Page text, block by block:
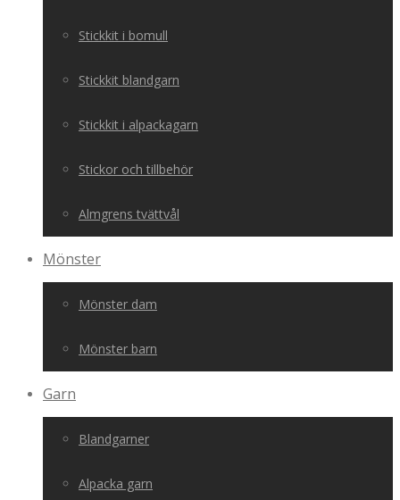
Stickkit i bomull
Stickkit blandgarn
Stickkit i alpackagarn
Stickor och tillbehör
Almgrens tvättvål
Mönster
Mönster dam
Mönster barn
Garn
Blandgarner
Alpacka garn